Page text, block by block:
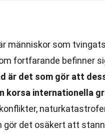
människor som
fortfarande befinner
är det som gör att
korsa internationella
gör det osäkert att